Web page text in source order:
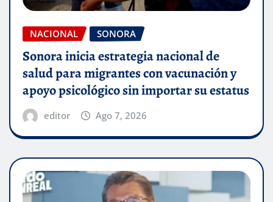
NACIONAL SONORA
Sonora inicia estrategia nacional de
salud para migrantes con vacunación y
apoyo psicológico sin importar su estatus
editor Ago 7, 2026